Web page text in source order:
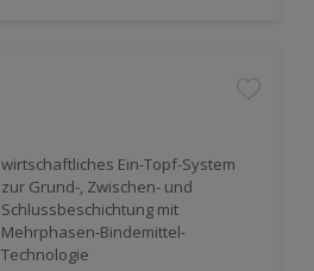
wirtschaftliches Ein-Topf-System
zur Grund-, Zwischen- und
Schlussbeschichtung mit
Mehrphasen-Bindemittel-
Technologie